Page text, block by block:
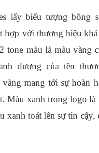
lấy biểu tượng bông
hợp với thương hiệu
tone màu là màu vàng
dương của tên
mang tới sự hoàn
Màu xanh trong logo là
xanh toát lên sự tin cậy,